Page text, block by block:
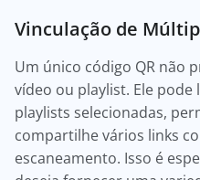
Vinculação de
Um único código QR não
vídeo ou playlist. Ele pode
playlists selecionadas,
compartilhe vários links
escaneamento. Isso é